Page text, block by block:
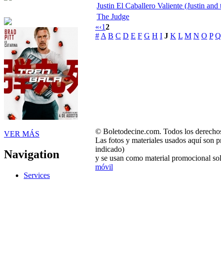
VER MÁS
Navigation
Services
Justin El Caballero Valiente (Justin
The Judge
«‹12
#A B C D E F G H I J K L M N O P Q
© Boletodecine.com. Todos los
Las fotos y materiales usados aquí son
indicado)
y se usan como material promocional
móvil